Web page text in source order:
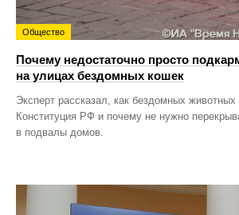
Общество
Почему недостаточно просто
на улицах бездомных кошек
Эксперт рассказал, как бездомных
Конституция РФ и почему не нужно
в подвалы домов.